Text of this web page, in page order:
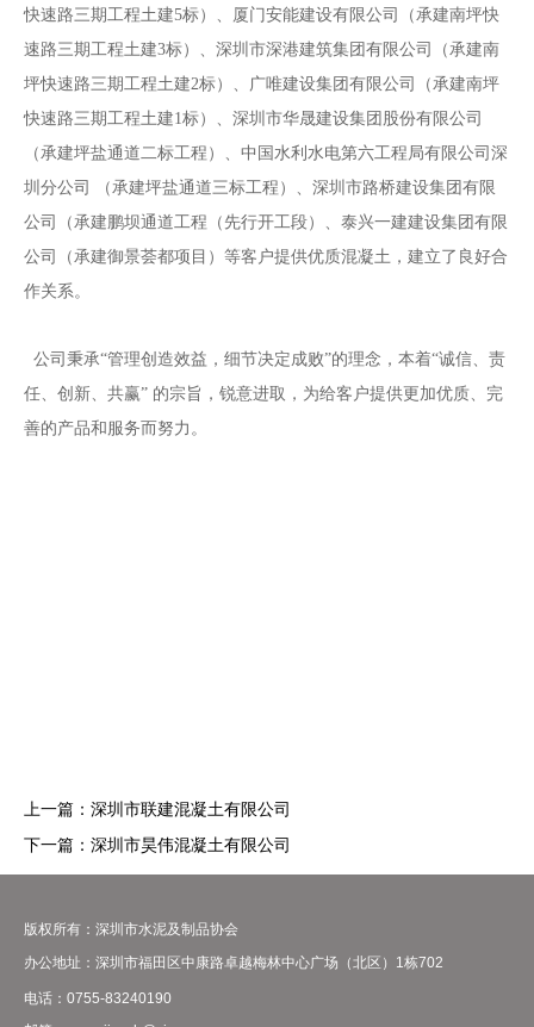
快速路三期工程土建5标）、厦门安能建设有限公司（承建南坪快
速路三期工程土建3标）、深圳市深港建筑集团有限公司（承建南
坪快速路三期工程土建2标）、广唯建设集团有限公司（承建南坪
快速路三期工程土建1标）、深圳市华晟建设集团股份有限公司
（承建坪盐通道二标工程）、中国水利水电第六工程局有限公司深
圳分公司 （承建坪盐通道三标工程）、深圳市路桥建设集团有限
公司（承建鹏坝通道工程（先行开工段）、泰兴一建建设集团有限
公司（承建御景荟都项目）等客户提供优质混凝土，建立了良好合
作关系。
公司秉承“管理创造效益，细节决定成败”的理念，本着“诚信、责
任、创新、共赢” 的宗旨，锐意进取，为给客户提供更加优质、完
善的产品和服务而努力。
上一篇： 深圳市联建混凝土有限公司
下一篇： 深圳市昊伟混凝土有限公司
版权所有：深圳市水泥及制品协会
办公地址：深圳市福田区中康路卓越梅林中心广场（北区）1栋702
电话：0755-83240190